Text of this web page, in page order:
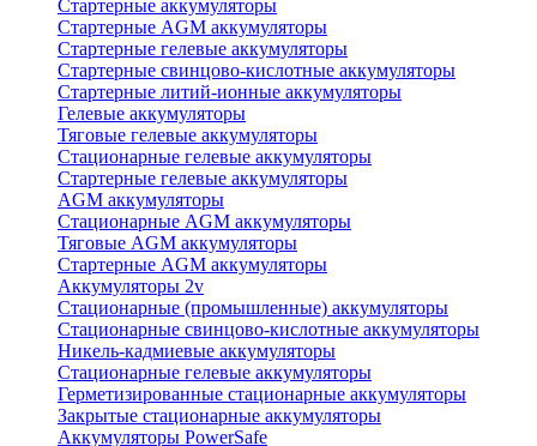
Стартерные аккумуляторы
Стартерные AGM аккумуляторы
Стартерные гелевые аккумуляторы
Стартерные свинцово-кислотные аккумуляторы
Стартерные литий-ионные аккумуляторы
Гелевые аккумуляторы
Тяговые гелевые аккумуляторы
Стационарные гелевые аккумуляторы
Стартерные гелевые аккумуляторы
AGM аккумуляторы
Стационарные AGM аккумуляторы
Тяговые AGM аккумуляторы
Стартерные AGM аккумуляторы
Аккумуляторы 2v
Стационарные (промышленные) аккумуляторы
Стационарные свинцово-кислотные аккумуляторы
Никель-кадмиевые аккумуляторы
Стационарные гелевые аккумуляторы
Герметизированные стационарные аккумуляторы
Закрытые стационарные аккумуляторы
Аккумуляторы PowerSafe